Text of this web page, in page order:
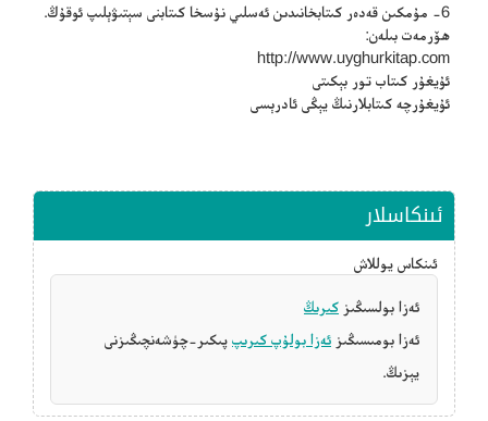
6- مۇمكىن قەدەر كىتابخانىدىن ئەسلىي نۇسخا كىتابنى سېتىۋېلىپ ئوقۇڭ.
ھۆرمەت بىلەن:
http://www.uyghurkitap.com
ئۇيغۇر كىتاب تور بېكىتى
ئۇيغۇرچە كىتابلارنىڭ يېڭى ئادرېسى
ئىنكاسلار
ئىنكاس يوللاش
ئەزا بولسىڭىز كىرىڭ
ئەزا بومىسىڭىز ئەزا بولۇپ كىرىپ پىكىر-چۈشەنچىڭىزنى
يېزىڭ.